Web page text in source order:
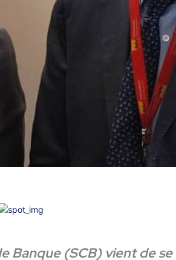
Banque (SCB) vient de se